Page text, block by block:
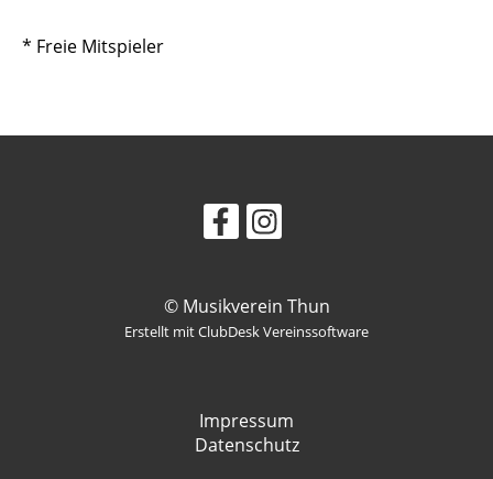
* Freie Mitspieler
© Musikverein Thun
Erstellt mit ClubDesk Vereinssoftware
Impressum
Datenschutz